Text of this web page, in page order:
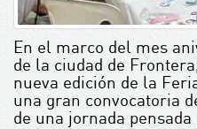
En el marco del mes
de la ciudad de
nueva edición de la
una gran convocatoria
de una jornada